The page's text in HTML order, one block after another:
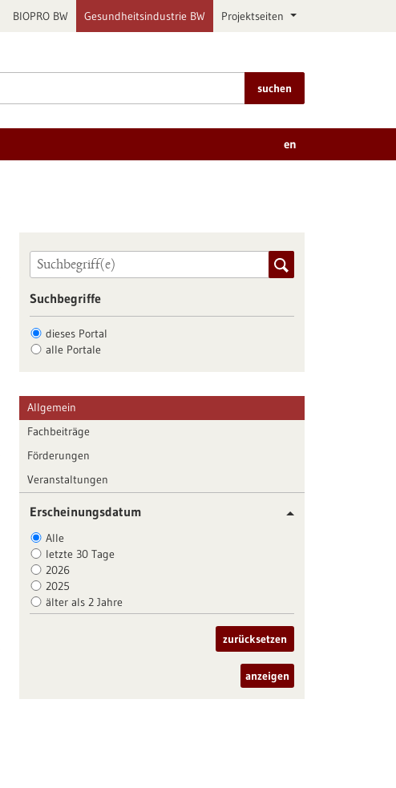
BIOPRO BW Gesundheitsindustrie BW Projektseiten
suchen
en
Suchbegriffe
dieses Portal
alle Portale
Allgemein
Fachbeiträge
Förderungen
Veranstaltungen
Erscheinungsdatum
Alle
letzte 30 Tage
2026
2025
älter als 2 Jahre
zurücksetzen
anzeigen